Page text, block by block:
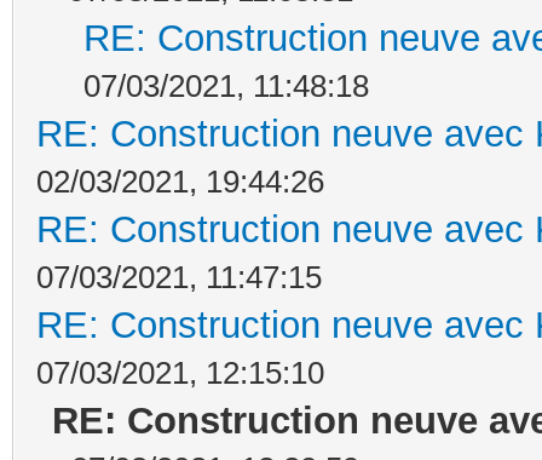
RE: Construction neuve
07/03/2021, 11:48:18
RE: Construction neuve avec
02/03/2021, 19:44:26
RE: Construction neuve avec
07/03/2021, 11:47:15
RE: Construction neuve avec
07/03/2021, 12:15:10
RE: Construction neuve